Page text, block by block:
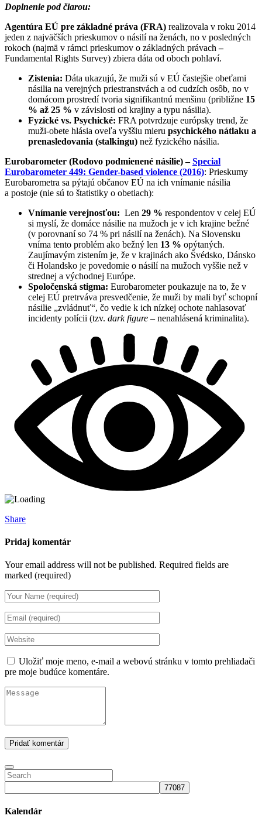
Doplnenie pod čiarou:
Agentúra EÚ pre základné práva (FRA) realizovala v roku 2014
jeden z najväčších prieskumov o násilí na ženách, no v posledných
rokoch (najmä v rámci prieskumov o základných právach –
Fundamental Rights Survey) zbiera dáta od oboch pohlaví.
Zistenia: Dáta ukazujú, že muži sú v EÚ častejšie obeťami
násilia na verejných priestranstvách a od cudzích osôb, no v
domácom prostredí tvoria signifikantnú menšinu (približne 15
% až 25 % v závislosti od krajiny a typu násilia).
Fyzické vs. Psychické: FRA potvrdzuje európsky trend, že
muži-obete hlásia oveľa vyššiu mieru psychického nátlaku a
prenasledovania (stalkingu) než fyzického násilia.
Eurobarometer (Rodovo podmienené násilie) –Special
Eurobarometer 449: Gender-based violence (2016): Prieskumy
Eurobarometra sa pýtajú občanov EÚ na ich vnímanie násilia
a postoje (nie sú to štatistiky o obetiach):
Vnímanie verejnosťou: Len 29 % respondentov v celej EÚ
si myslí, že domáce násilie na mužoch je v ich krajine bežné
(v porovnaní so 74 % pri násilí na ženách). Na Slovensku
vníma tento problém ako bežný len 13 % opýtaných.
Zaujímavým zistením je, že v krajinách ako Švédsko, Dánsko
či Holandsko je povedomie o násilí na mužoch vyššie než v
strednej a východnej Európe.
Spoločenská stigma: Eurobarometer poukazuje na to, že v
celej EÚ pretrváva presvedčenie, že muži by mali byť schopní
násilie „zvládnuť“, čo vedie k ich nízkej ochote nahlasovať
incidenty polícii (tzv. dark figure – nenahlásená kriminalita).
Share
Pridaj komentár
Your email address will not be published. Required fields are
marked (required)
Uložiť moje meno, e-mail a webovú stránku v tomto prehliadači
pre moje budúce komentáre.
Kalendár